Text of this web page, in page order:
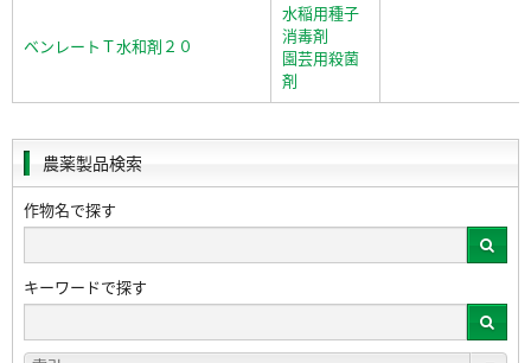
ベンレートＴ水和剤２０
水稲用種子
消毒剤
園芸用殺菌
剤
農薬製品検索
作物名で探す
キーワードで探す